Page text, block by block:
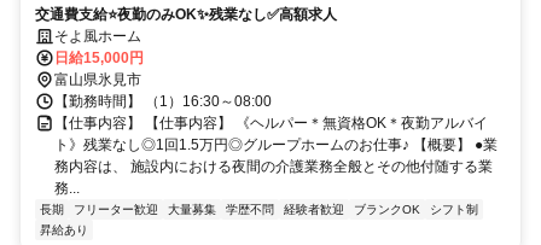
交通費支給⭐️夜勤のみOK✨残業なし✅️高額求人
そよ風ホーム
日給15,000円
富山県氷見市
【勤務時間】 （1）16:30～08:00
【仕事内容】 【仕事内容】 《ヘルパー＊無資格OK＊夜勤アルバイ
ト》残業なし◎1回1.5万円◎グループホームのお仕事♪ 【概要】 ●業
務内容は、 施設内における夜間の介護業務全般とその他付随する業
務...
長期 フリーター歓迎 大量募集 学歴不問 経験者歓迎 ブランクOK
シフト制
昇給あり